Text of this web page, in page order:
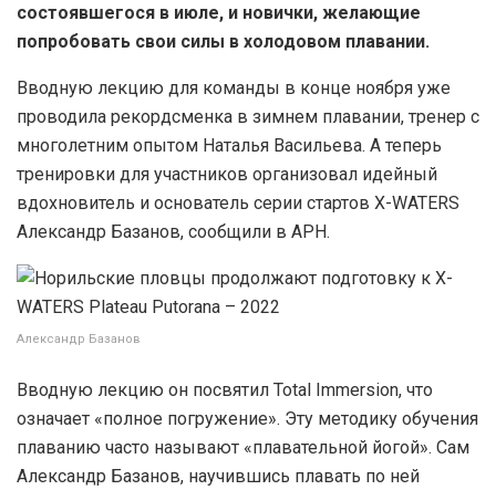
состоявшегося в июле, и новички, желающие
попробовать свои силы в холодовом плавании.
Вводную лекцию для команды в конце ноября уже
проводила рекордсменка в зимнем плавании, тренер с
многолетним опытом Наталья Васильева. А теперь
тренировки для участников организовал идейный
вдохновитель и основатель серии стартов X-WATERS
Александр Базанов, сообщили в АРН.
Александр Базанов
Вводную лекцию он посвятил Total Immersion, что
означает «полное погружение». Эту методику обучения
плаванию часто называют «плавательной йогой». Сам
Александр Базанов, научившись плавать по ней